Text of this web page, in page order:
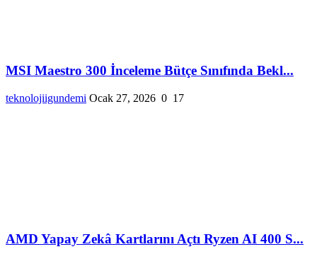
MSI Maestro 300 İnceleme Bütçe Sınıfında Bekl...
teknolojiigundemi Ocak 27, 2026 0 17
AMD Yapay Zekâ Kartlarını Açtı Ryzen AI 400 S...